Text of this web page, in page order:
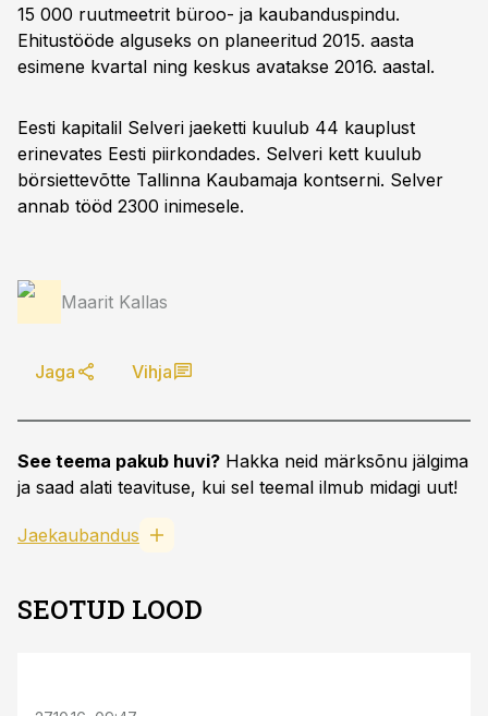
15 000 ruutmeetrit büroo- ja kaubanduspindu.
Ehitustööde alguseks on planeeritud 2015. aasta
esimene kvartal ning keskus avatakse 2016. aastal.
Eesti kapitalil Selveri jaeketti kuulub 44 kauplust
erinevates Eesti piirkondades. Selveri kett kuulub
börsiettevõtte Tallinna Kaubamaja kontserni. Selver
annab tööd 2300 inimesele.
Maarit Kallas
Jaga Vihja
See teema pakub huvi? Hakka neid märksõnu jälgima
ja saad alati teavituse, kui sel teemal ilmub midagi uut!
Jaekaubandus
SEOTUD LOOD